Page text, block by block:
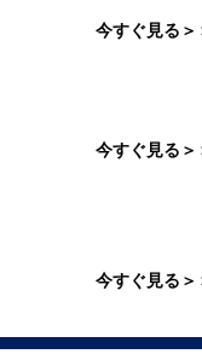
今すぐ見る＞
今すぐ見る＞
今すぐ見る＞